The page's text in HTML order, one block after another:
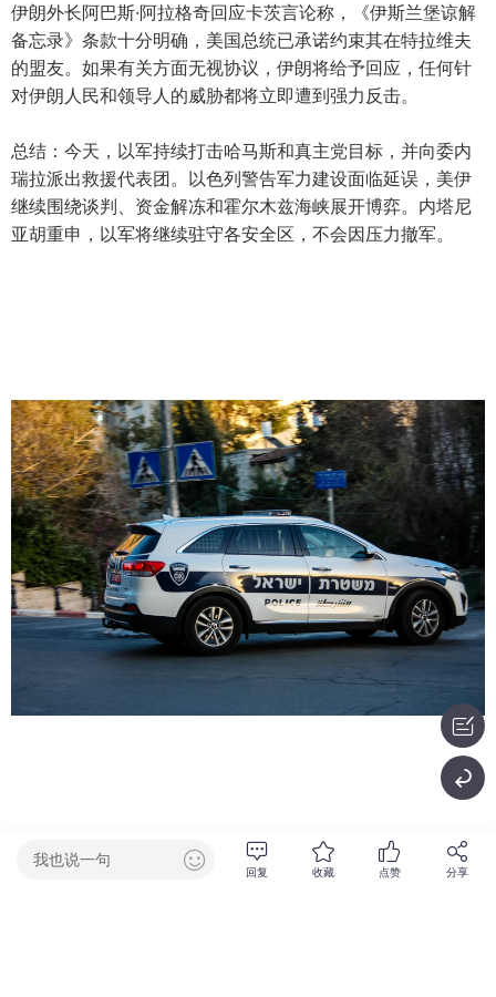
伊朗外长阿巴斯·阿拉格奇回应卡茨言论称，《伊斯兰堡谅解
备忘录》条款十分明确，美国总统已承诺约束其在特拉维夫
的盟友。如果有关方面无视协议，伊朗将给予回应，任何针
对伊朗人民和领导人的威胁都将立即遭到强力反击。
总结：今天，以军持续打击哈马斯和真主党目标，并向委内
瑞拉派出救援代表团。以色列警告军力建设面临延误，美伊
继续围绕谈判、资金解冻和霍尔木兹海峡展开博弈。内塔尼
亚胡重申，以军将继续驻守各安全区，不会因压力撤军。
642阅读
我也说一句
回复 收藏 点赞 分享